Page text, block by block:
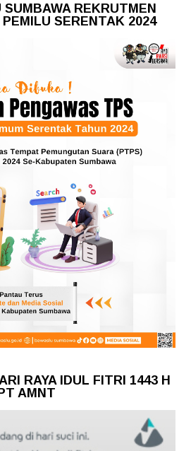
REKRUTMEN
SERENTAK 2024
RAYA IDUL FITRI 1443 H
AMNT